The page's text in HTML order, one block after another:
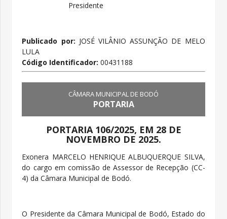
Presidente
Publicado por: JOSÉ VILÂNIO ASSUNÇÃO DE MELO
LULA
Código Identificador:00431188
CÂMARA MUNICIPAL DE BODÓ
PORTARIA
PORTARIA 106/2025, EM 28 DE
NOVEMBRO DE 2025.
Exonera MARCELO HENRIQUE ALBUQUERQUE SILVA,
do cargo em comissão de Assessor de Recepção (CC-
4) da Câmara Municipal de Bodó.
O Presidente da Câmara Municipal de Bodó, Estado do